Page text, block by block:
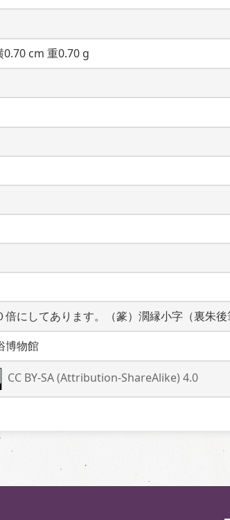
cm 重0.70 g
倍にしてあります。（篆）濶縁小字（裏朱後
博物館
CC BY-SA (Attribution-ShareAlike) 4.0